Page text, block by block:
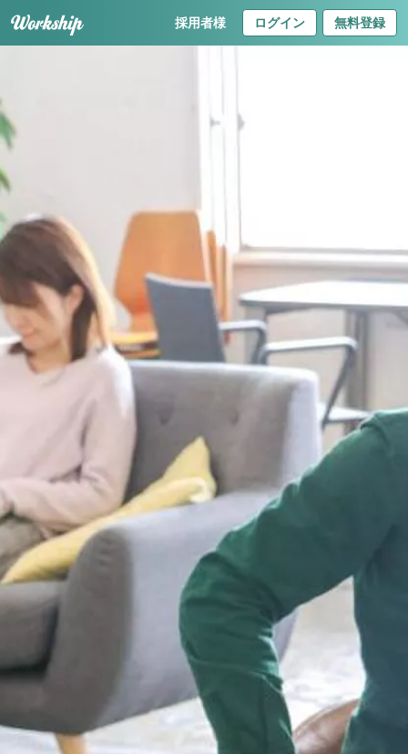
採用者様 ログイン 無料登録